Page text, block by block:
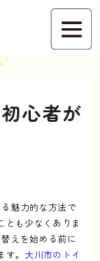
心者が
魅力的な方法で
とも少なくありま
えを始める前に
。 大川市のトイ